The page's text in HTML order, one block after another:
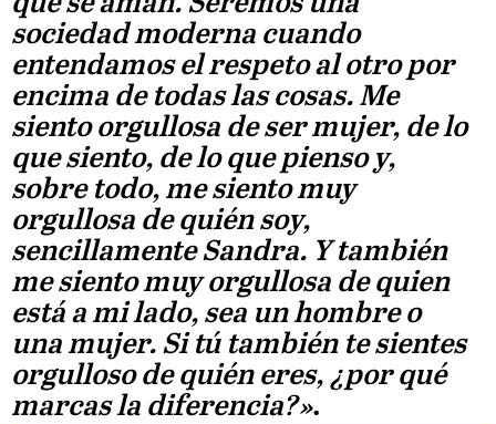
sociedad moderna cuando
entendamos el respeto al otro por
encima de todas las cosas. Me
siento orgullosa de ser mujer, de lo
que siento, de lo que pienso y,
sobre todo, me siento muy
orgullosa de quién soy,
sencillamente Sandra. Y también
me siento muy orgullosa de quien
está a mi lado, sea un hombre o
una mujer. Si tú también te sientes
orgulloso de quién eres, ¿por qué
marcas la diferencia?».